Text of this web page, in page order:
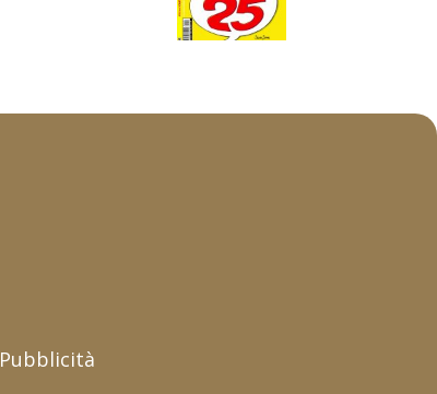
Pubblicità